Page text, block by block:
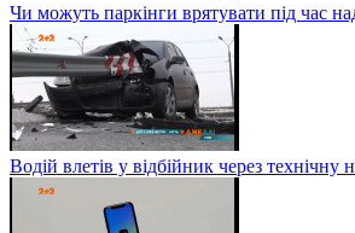
Чи можуть паркінги врятувати під час
Водій влетів у відбійник через технічну